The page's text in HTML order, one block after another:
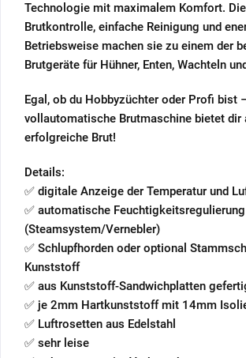
Technologie mit maximalem Komfort.
Brutkontrolle, einfache Reinigung und
Betriebsweise machen sie zu einem der
Brutgeräte für Hühner, Enten, Wachteln
Egal, ob du Hobbyzüchter oder Profi bist
vollautomatische Brutmaschine bietet dir
erfolgreiche Brut!
Details:
✅ digitale Anzeige der Temperatur und
✅ automatische
(Steamsystem/Vernebler)
✅ Schlupfhorden oder optional
Kunststoff
✅ aus Kunststoff-Sandwichplatten
✅ je 2mm Hartkunststoff mit 14mm
✅ Luftrosetten aus Edelstahl
✅ sehr leise